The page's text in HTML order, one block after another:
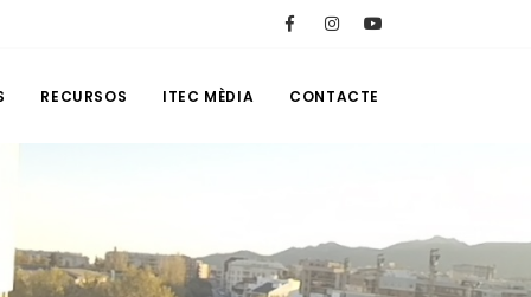
RECURSOS ITEC MÈDIA CONTACTE